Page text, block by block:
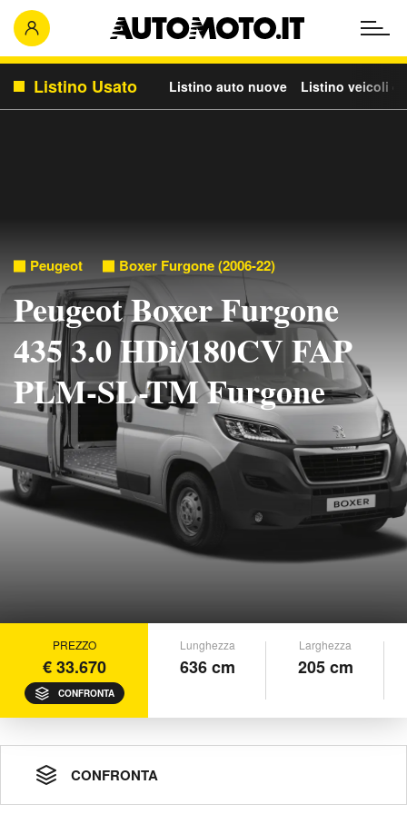
Listino Usato Listino auto nuove Listino veicoli
Peugeot Boxer Furgone (2006-22)
Peugeot Boxer Furgone
435 3.0 HDi/180CV FAP
PLM-SL-TM Furgone
PREZZO
€ 33.670
CONFRONTA
Lunghezza
636 cm
Larghezza
205 cm
CONFRONTA